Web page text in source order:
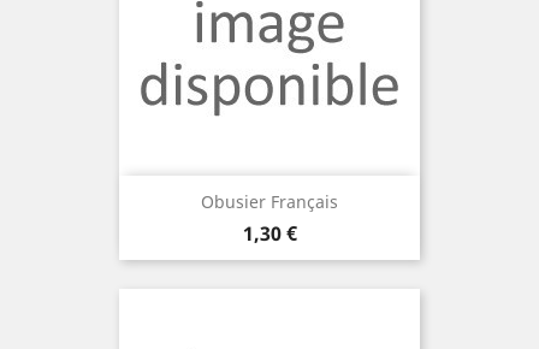
Obusier Français
Prix
1,30 €